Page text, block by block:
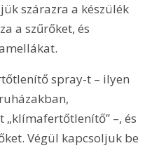
szárazra a készülék
a szűrőket, és
spray-t – ilyen
–, és
Végül kapcsoljuk be